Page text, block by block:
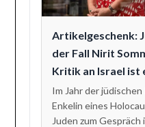
Artikelgeschenk:
der Fall Nirit
Kritik an Israel ist
Im Jahr der
Enkelin eines
Juden zum Gespräch